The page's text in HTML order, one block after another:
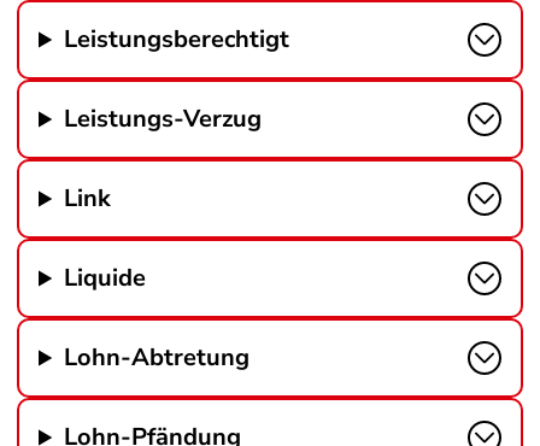
Leistungsberechtigt
Leistungs-Verzug
Link
Liquide
Lohn-Abtretung
Lohn-Pfändung